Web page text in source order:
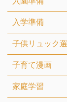
入学準備
子供リュック
子育て漫画
家庭学習